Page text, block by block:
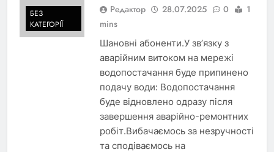
БЕЗ
КАТЕГОРІЇ
Редактор 28.07.2025 0
1
mins
Шановні абоненти.У зв’язку з
аварійним витоком на мережі
водопостачання буде припинено
подачу води: Водопостачання
буде відновлено одразу після
завершення аварійно-ремонтних
робіт.Вибачаємось за незручності
та сподіваємось на